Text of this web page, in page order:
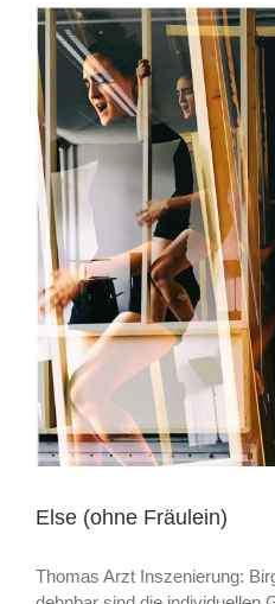
Else (ohne Fräulein)
Thomas Arzt Inszenierung: